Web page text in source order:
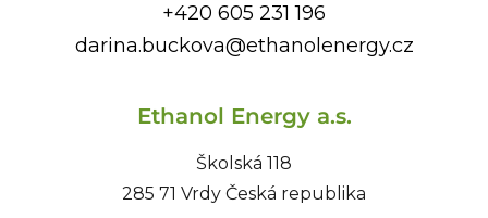
+420 605 231 196
darina.buckova@ethanolenergy.cz
Ethanol Energy a.s.
Školská 118
285 71 Vrdy Česká republika